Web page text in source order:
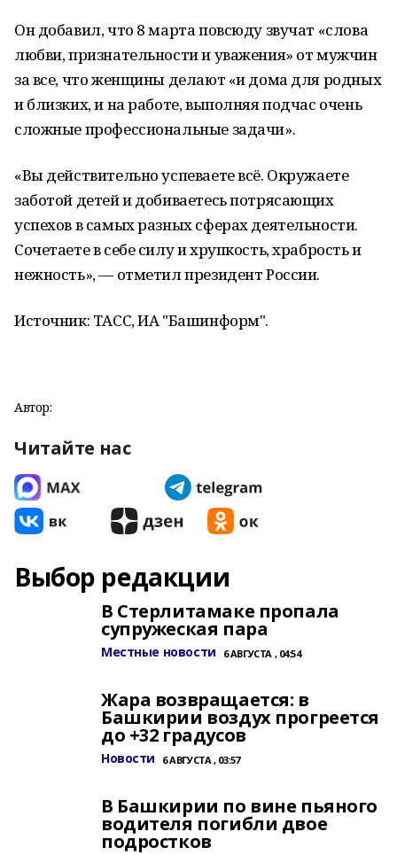
Он добавил, что 8 марта повсюду звучат «слова
любви, признательности и уважения» от мужчин
за все, что женщины делают «и дома для родных
и близких, и на работе, выполняя подчас очень
сложные профессиональные задачи».
«Вы действительно успеваете всё. Окружаете
заботой детей и добиваетесь потрясающих
успехов в самых разных сферах деятельности.
Сочетаете в себе силу и хрупкость, храбрость и
нежность», — отметил президент России.
Источник: ТАСС, ИА "Башинформ".
Автор:
Читайте нас
Выбор редакции
В Стерлитамаке пропала
супружеская пара
Местные новости 6 АВГУСТА , 04:54
Жара возвращается: в
Башкирии воздух прогреется
до +32 градусов
Новости 6 АВГУСТА , 03:57
В Башкирии по вине пьяного
водителя погибли двое
подростков